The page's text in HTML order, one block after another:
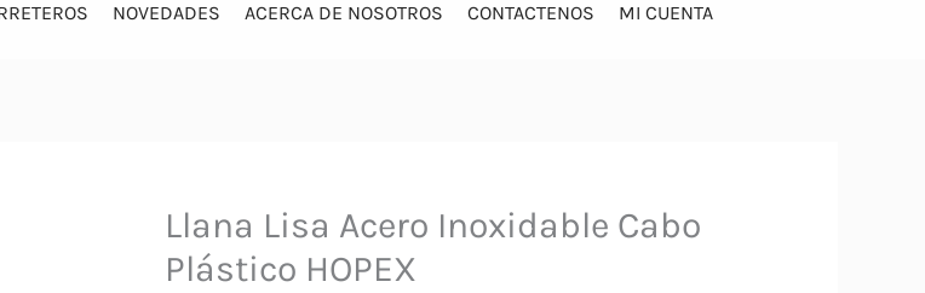
NOVEDADES ACERCA DE NOSOTROS CONTACTENOS MI CUENTA
Llana Lisa Acero Inoxidable Cabo
Plástico HOPEX